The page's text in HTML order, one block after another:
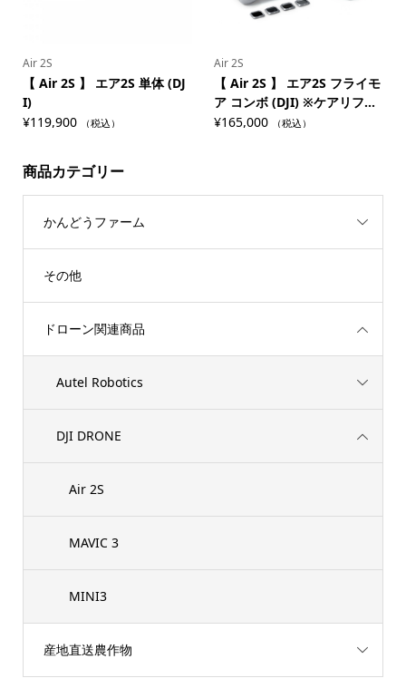
Air 2S
【 Air 2S 】 エア2S 単体 (DJ
I)
¥119,900 （税込）
Air 2S
【 Air 2S 】 エア2S フライモ
ア コンボ (DJI) ※ケアリフ...
¥165,000 （税込）
商品カテゴリー
かんどうファーム
その他
ドローン関連商品
Autel Robotics
DJI DRONE
Air 2S
MAVIC 3
MINI3
産地直送農作物